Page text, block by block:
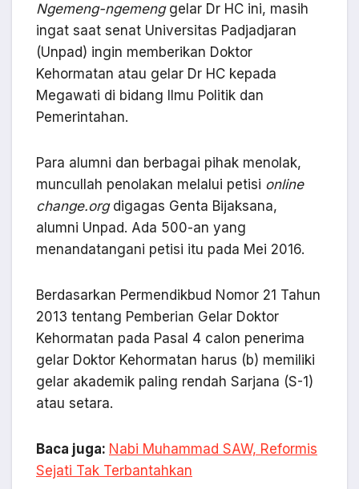
Ngemeng-ngemenggelar Dr HC ini, masih
ingat saat senat Universitas Padjadjaran
(Unpad) ingin memberikan Doktor
Kehormatan atau gelar Dr HC kepada
Megawati di bidang Ilmu Politik dan
Pemerintahan.
Para alumni dan berbagai pihak menolak,
muncullah penolakan melalui petisi online
change.orgdigagas Genta Bijaksana,
alumni Unpad. Ada 500-an yang
menandatangani petisi itu pada Mei 2016.
Berdasarkan Permendikbud Nomor 21 Tahun
2013 tentang Pemberian Gelar Doktor
Kehormatan pada Pasal 4 calon penerima
gelar Doktor Kehormatan harus (b) memiliki
gelar akademik paling rendah Sarjana (S-1)
atau setara.
Baca juga: Nabi Muhammad SAW, Reformis
Sejati Tak Terbantahkan